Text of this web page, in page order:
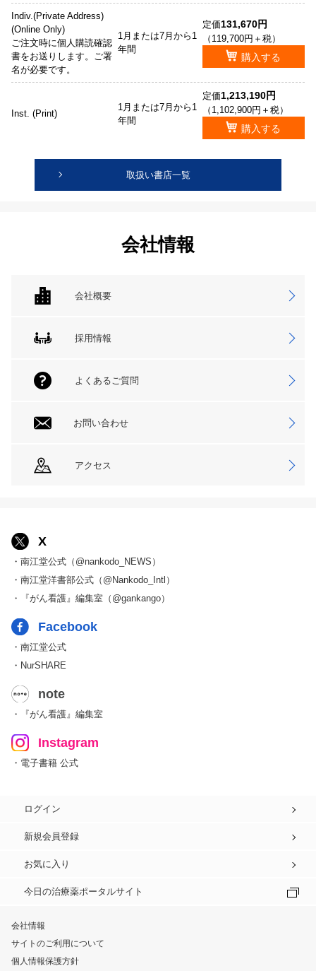
Indiv.(Private Address)
(Online Only)
ご注文時に個人購読確認
書をお送りします。ご署
名が必要です。
1月または7月から1
年間
定価131,670円
（119,700円＋税）
購入する
Inst. (Print)
1月または7月から1
年間
定価1,213,190円
（1,102,900円＋税）
購入する
取扱い書店一覧
会社情報
会社概要
採用情報
よくあるご質問
お問い合わせ
アクセス
X
・南江堂公式（@nankodo_NEWS）
・南江堂洋書部公式（@Nankodo_Intl）
・『がん看護』編集室（@gankango）
Facebook
・南江堂公式
・NurSHARE
note
・『がん看護』編集室
Instagram
・電子書籍 公式
ログイン
新規会員登録
お気に入り
今日の治療薬ポータルサイト
会社情報
サイトのご利用について
個人情報保護方針